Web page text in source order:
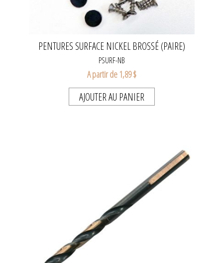
PENTURES SURFACE NICKEL BROSSÉ (PAIRE)
PSURF-NB
A partir de 1,89 $
AJOUTER AU PANIER